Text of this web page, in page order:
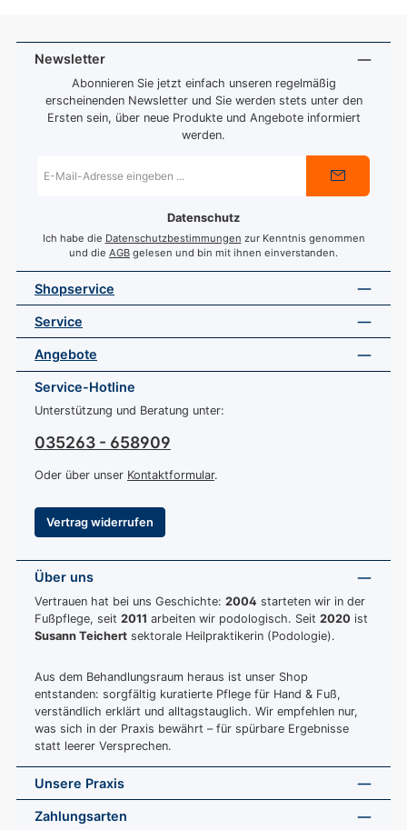
Newsletter
Abonnieren Sie jetzt einfach unseren regelmäßig
erscheinenden Newsletter und Sie werden stets unter den
Ersten sein, über neue Produkte und Angebote informiert
werden.
Mail-
Datenschutz
Ich habe die Datenschutzbestimmungen zur Kenntnis genommen
und die AGB gelesen und bin mit ihnen einverstanden.
Shopservice
Service
Angebote
Service-Hotline
Unterstützung und Beratung unter:
035263 - 658909
Oder über unser Kontaktformular.
Vertrag widerrufen
Über uns
Vertrauen hat bei uns Geschichte: 2004 starteten wir in der
Fußpflege, seit 2011 arbeiten wir podologisch. Seit 2020 ist
Susann Teichert sektorale Heilpraktikerin (Podologie).
Aus dem Behandlungsraum heraus ist unser Shop
entstanden: sorgfältig kuratierte Pflege für Hand & Fuß,
verständlich erklärt und alltagstauglich. Wir empfehlen nur,
was sich in der Praxis bewährt – für spürbare Ergebnisse
statt leerer Versprechen.
Unsere Praxis
Zahlungsarten